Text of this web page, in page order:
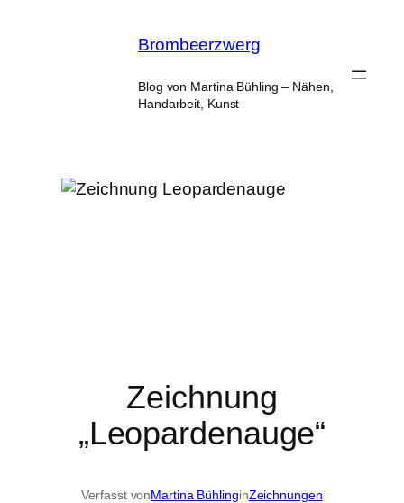
Brombeerzwerg
Blog von Martina Bühling – Nähen,
Handarbeit, Kunst
Zeichnung
„Leopardenauge“
Verfasst vonMartina BühlinginZeichnungen